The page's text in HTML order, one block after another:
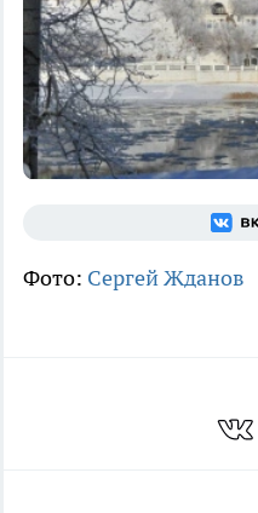
Фото: Сергей Жданов